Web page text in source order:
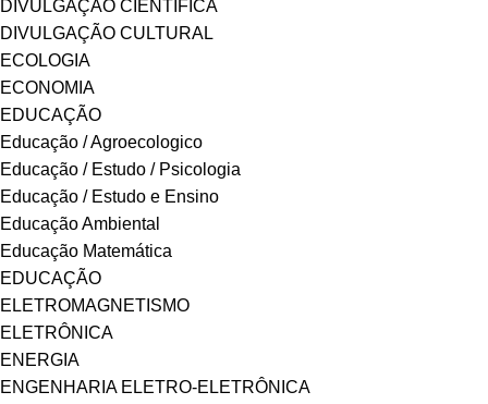
DIVULGAÇÃO CIENTÍFICA
DIVULGAÇÃO CULTURAL
ECOLOGIA
ECONOMIA
EDUCAÇÃO
Educação / Agroecologico
Educação / Estudo / Psicologia
Educação / Estudo e Ensino
Educação Ambiental
Educação Matemática
EDUCAÇÃO
ELETROMAGNETISMO
ELETRÔNICA
ENERGIA
ENGENHARIA ELETRO-ELETRÔNICA